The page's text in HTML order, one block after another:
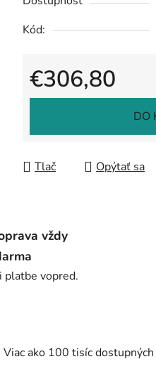
Kód:
€306,80
Jednotková cena:
DO
Tlač Opýtať sa
vždy
platbe vopred.
ako 100 tisíc